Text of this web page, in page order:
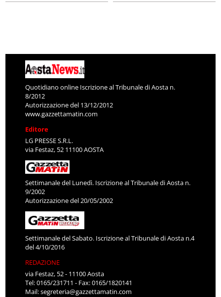
Quotidiano online Iscrizione al Tribunale di Aosta n.
8/2012
Autorizzazione del 13/12/2012
www.gazzettamatin.com
Editore
LG PRESSE S.R.L.
via Festaz, 52 11100 AOSTA
Settimanale del Lunedì. Iscrizione al Tribunale di Aosta n.
9/2002
Autorizzazione del 20/05/2002
Settimanale del Sabato. Iscrizione al Tribunale di Aosta n.4
del 4/10/2016
REDAZIONE
via Festaz, 52 - 11100 Aosta
Tel: 0165/231711 - Fax: 0165/1820141
Mail:segreteria@gazzettamatin.com